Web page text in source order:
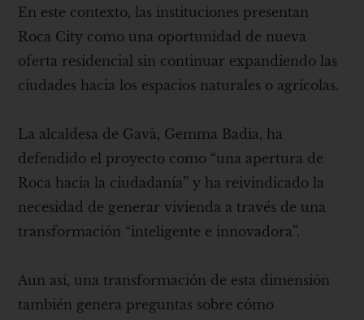
En este contexto, las instituciones presentan
Roca City como una oportunidad de nueva
oferta residencial sin continuar expandiendo las
ciudades hacia los espacios naturales o agrícolas.
La alcaldesa de Gavà, Gemma Badia, ha
defendido el proyecto como “una apertura de
Roca hacia la ciudadanía” y ha reivindicado la
necesidad de generar vivienda a través de una
transformación “inteligente e innovadora”.
Aun así, una transformación de esta dimensión
también genera preguntas sobre cómo